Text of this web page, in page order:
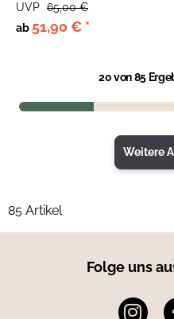
Logo Half Zip
ab 51,90 € *
UVP 65,00 €
20von 85
Weitere
85 Artikel
Folge uns